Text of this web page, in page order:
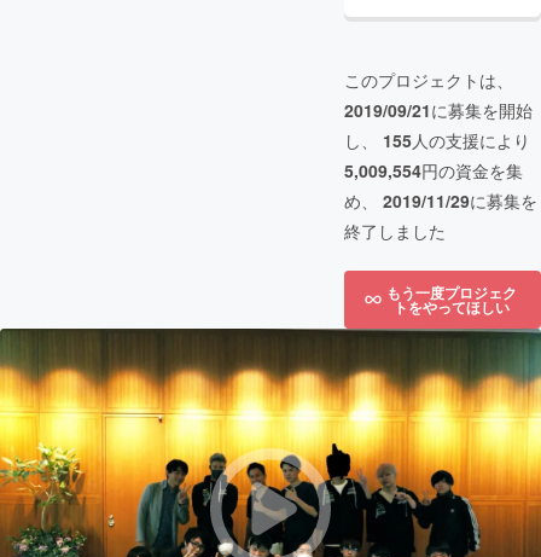
このプロジェクトは、
2019/09/21に募集を開始
し、 155人の支援により
5,009,554円の資金を集
め、 2019/11/29に募集を
終了しました
もう一度プロジェク
トをやってほしい